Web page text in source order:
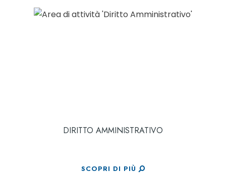
DIRITTO AMMINISTRATIVO
SCOPRI DI PIÙ